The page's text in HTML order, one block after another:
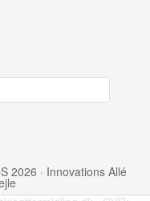
2026 · Innovations Allé